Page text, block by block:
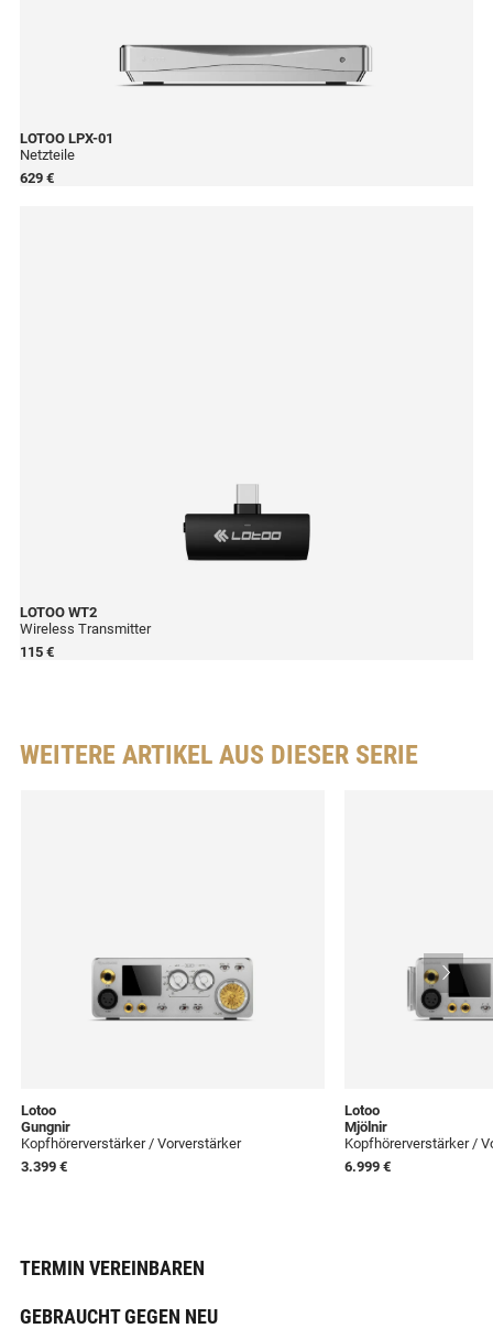
LOTOO LPX-01
Netzteile
629 €
LOTOO WT2
Wireless Transmitter
115 €
WEITERE ARTIKEL AUS DIESER SERIE
Lotoo
Gungnir
Kopfhörerverstärker / Vorverstärker
3.399 €
Lotoo
Mjölnir
Kopfhörerverstärker /
6.999 €
TERMIN VEREINBAREN
GEBRAUCHT GEGEN NEU